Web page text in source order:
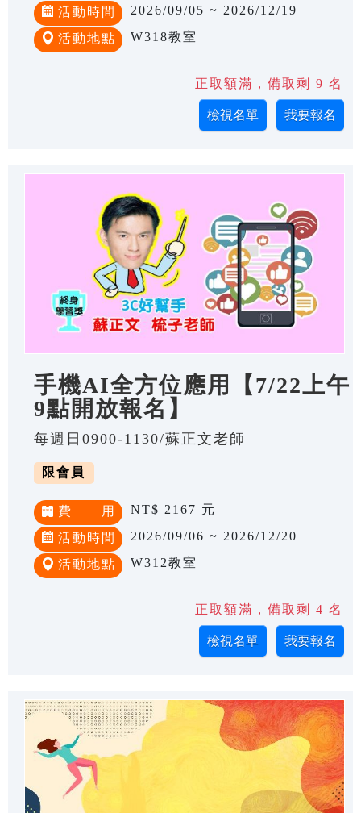
活動時間 2026/09/05 ~ 2026/12/19
活動地點 W318教室
正取額滿，備取剩 9 名
手機AI全方位應用【7/22上午
9點開放報名】
每週日0900-1130/蘇正文老師
限會員
費 用 NT$ 2167 元
活動時間 2026/09/06 ~ 2026/12/20
活動地點 W312教室
正取額滿，備取剩 4 名